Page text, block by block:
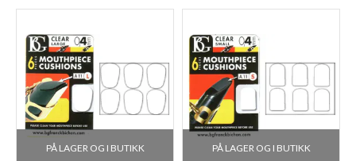
PÅ LAGER OG I BUTIKK PÅ LAGER OG I BUTIKK